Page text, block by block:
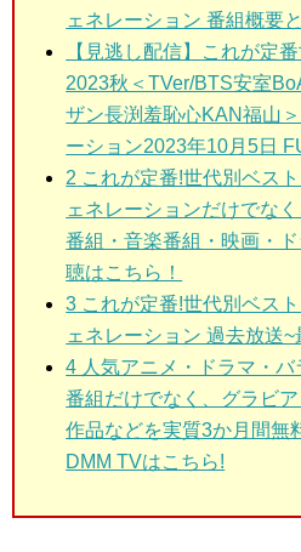
ェネレーション 番組概要
【見逃し配信】これが定
2023秋＜TVer/BTS安室
ザン長渕羞恥心KAN福山
ーション2023年10月5日
2 これが定番!世代別ベス
ェネレーションだけでな
番組・音楽番組・映画・
聴はこちら！
3 これが定番!世代別ベス
ェネレーション 過去放送
4 人気アニメ・ドラマ・
番組だけでなく、グラビ
作品などを実質3か月間無
DMM TVはこちら!